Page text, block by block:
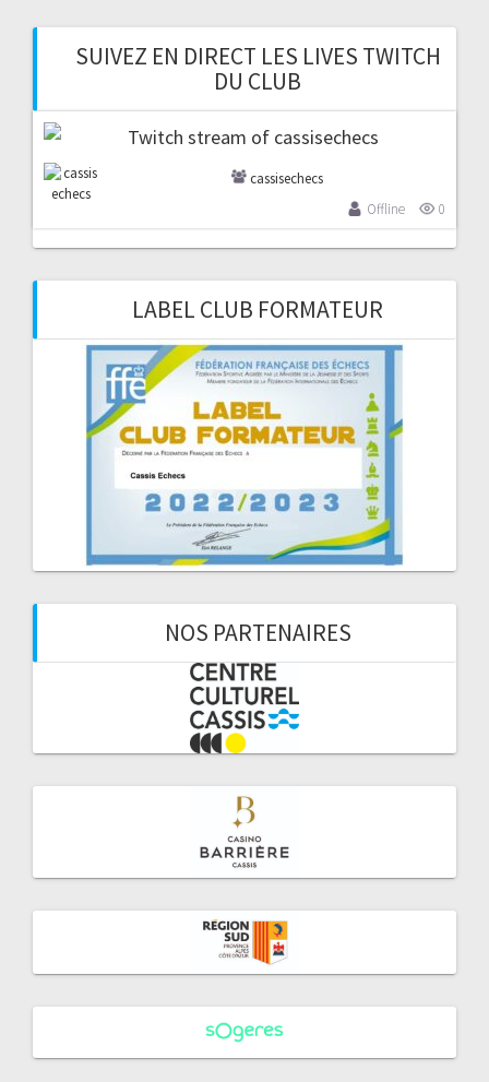
SUIVEZ EN DIRECT LES LIVES TWITCH
DU CLUB
cassisechecs
Offline
0
LABEL CLUB FORMATEUR
NOS PARTENAIRES